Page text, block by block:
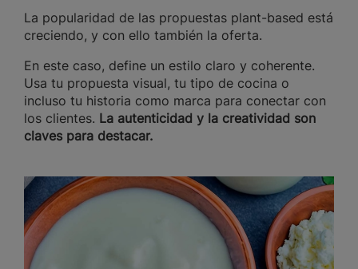
La popularidad de las propuestas plant-based está
creciendo, y con ello también la oferta.
En este caso, define un estilo claro y coherente.
Usa tu propuesta visual, tu tipo de cocina o
incluso tu historia como marca para conectar con
los clientes. La autenticidad y la creatividad son
claves para destacar.